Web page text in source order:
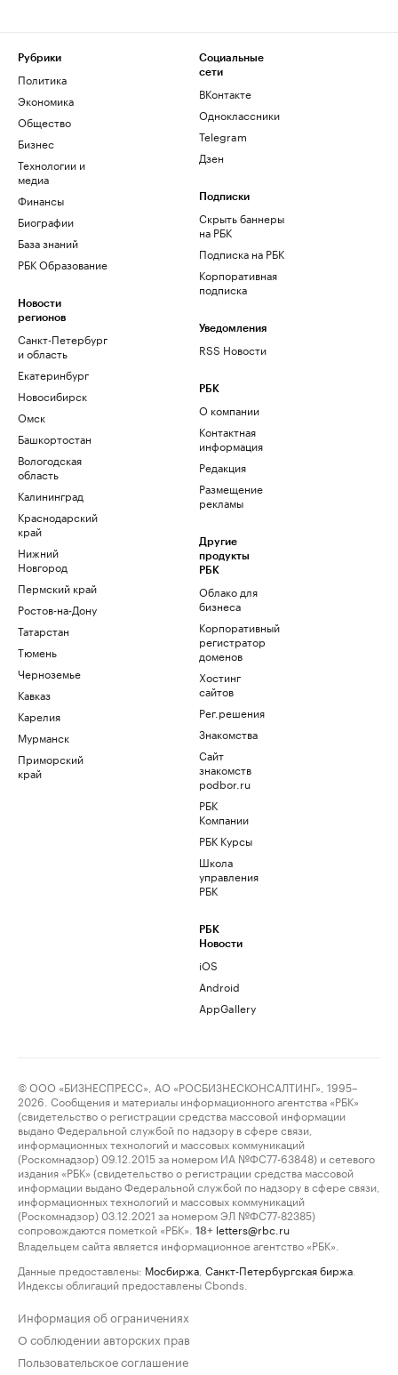
Рубрики
Политика
Экономика
Общество
Бизнес
Технологии и
медиа
Финансы
Биографии
База знаний
РБК Образование
Новости
регионов
Санкт-Петербург
и область
Екатеринбург
Новосибирск
Омск
Башкортостан
Вологодская
область
Калининград
Краснодарский
край
Нижний
Новгород
Пермский край
Ростов-на-Дону
Татарстан
Тюмень
Черноземье
Кавказ
Карелия
Мурманск
Приморский
край
Социальные
сети
ВКонтакте
Одноклассники
Telegram
Дзен
Подписки
Скрыть баннеры
на РБК
Подписка на РБК
Корпоративная
подписка
Уведомления
RSS Новости
РБК
О компании
Контактная
информация
Редакция
Размещение
рекламы
Другие
продукты
РБК
Облако для
бизнеса
Корпоративный
регистратор
доменов
Хостинг
сайтов
Рег.решения
Знакомства
Сайт
знакомств
podbor.ru
РБК
Компании
РБК Курсы
Школа
управления
РБК
РБК
Новости
iOS
Android
AppGallery
© ООО «БИЗНЕСПРЕСС», АО «РОСБИЗНЕСКОНСАЛТИНГ», 1995–
2026. Сообщения и материалы информационного агентства «РБК»
(свидетельство о регистрации средства массовой информации
выдано Федеральной службой по надзору в сфере связи,
информационных технологий и массовых коммуникаций
(Роскомнадзор) 09.12.2015 за номером ИА №ФС77-63848) и сетевого
издания «РБК» (свидетельство о регистрации средства массовой
информации выдано Федеральной службой по надзору в сфере связи,
информационных технологий и массовых коммуникаций
(Роскомнадзор) 03.12.2021 за номером ЭЛ №ФС77-82385)
сопровождаются пометкой «РБК».
18+ letters@rbc.ru
Владельцем сайта является информационное агентство «РБК».
Данные предоставлены: Мосбиржа Санкт-Петербургская биржа
Индексы облигаций предоставлены Cbonds.
Информация об ограничениях
О соблюдении авторских прав
Пользовательское соглашение